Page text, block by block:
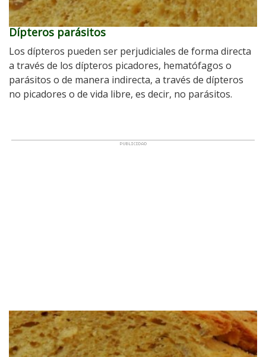
Dípteros parásitos
Los dípteros pueden ser perjudiciales de forma directa
a través de los dípteros picadores, hematófagos o
parásitos o de manera indirecta, a través de dípteros
no picadores o de vida libre, es decir, no parásitos.